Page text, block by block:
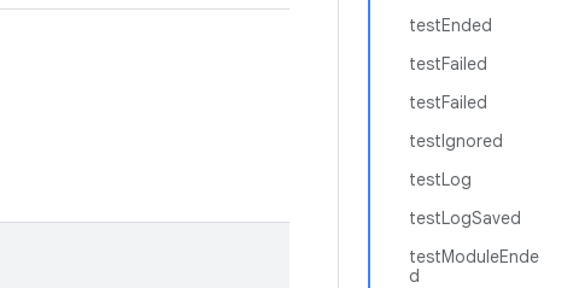
testEnded
testFailed
testFailed
testIgnored
testLog
testLogSaved
testModuleEnde
d